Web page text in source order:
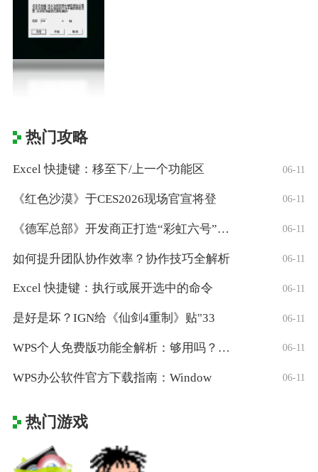
热门攻略
Excel 快捷键：移至下/上一个功能区 06-11
《红色沙漠》于CES2026现场官宣将登 06-11
《德军总部》开发商正打造“彩虹六号”风格 06-11
如何提升团队协作效率？协作技巧全解析 06-11
Excel 快捷键：执行或展开选中的命令 06-11
是好是坏？IGN给《仙剑4重制》贴"33 06-11
WPS个人免费版功能全解析：够用吗？适合 06-11
WPS办公软件官方下载指南：Window 06-11
热门游戏